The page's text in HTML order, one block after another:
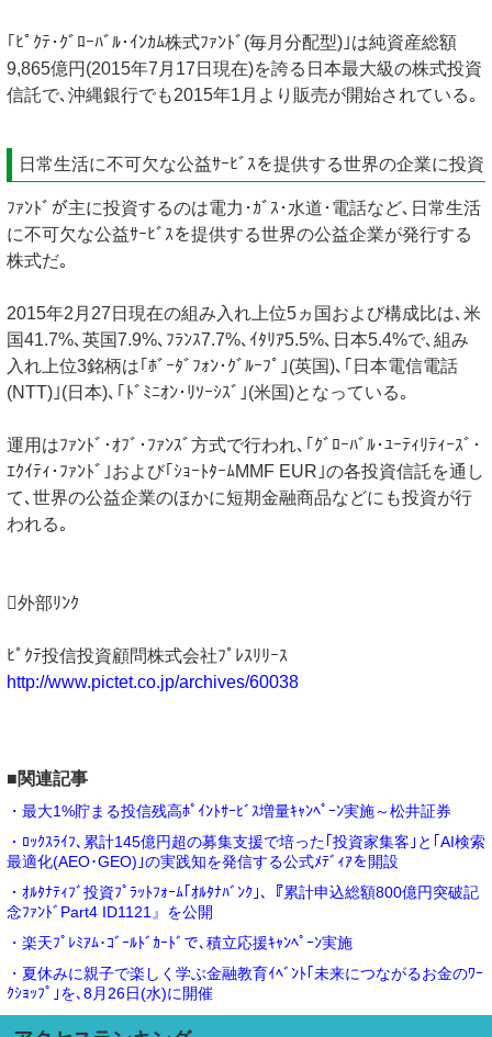
｢ﾋﾟｸﾃ･ｸﾞﾛｰﾊﾞﾙ･ｲﾝｶﾑ株式ﾌｧﾝﾄﾞ(毎月分配型)｣は純資産総額
9,865億円(2015年7月17日現在)を誇る日本最大級の株式投資
信託で､沖縄銀行でも2015年1月より販売が開始されている｡
日常生活に不可欠な公益ｻｰﾋﾞｽを提供する世界の企業に投資
ﾌｧﾝﾄﾞが主に投資するのは電力･ｶﾞｽ･水道･電話など､日常生活
に不可欠な公益ｻｰﾋﾞｽを提供する世界の公益企業が発行する
株式だ｡
2015年2月27日現在の組み入れ上位5ヵ国および構成比は､米
国41.7%､英国7.9%､ﾌﾗﾝｽ7.7%､ｲﾀﾘｱ5.5%､日本5.4%で､組み
入れ上位3銘柄は｢ﾎﾞｰﾀﾞﾌｫﾝ･ｸﾞﾙｰﾌﾟ｣(英国)､｢日本電信電話
(NTT)｣(日本)､｢ﾄﾞﾐﾆｵﾝ･ﾘｿｰｼｽﾞ｣(米国)となっている｡
運用はﾌｧﾝﾄﾞ･ｵﾌﾞ･ﾌｧﾝｽﾞ方式で行われ､｢ｸﾞﾛｰﾊﾞﾙ･ﾕｰﾃｨﾘﾃｨｰｽﾞ･
ｴｸｲﾃｨ･ﾌｧﾝﾄﾞ｣および｢ｼｮｰﾄﾀｰﾑMMF EUR｣の各投資信託を通し
て､世界の公益企業のほかに短期金融商品などにも投資が行
われる｡
外部ﾘﾝｸ
ﾋﾟｸﾃ投信投資顧問株式会社ﾌﾟﾚｽﾘﾘｰｽ
http://www.pictet.co.jp/archives/60038
■関連記事
・最大1%貯まる投信残高ﾎﾟｲﾝﾄｻｰﾋﾞｽ増量ｷｬﾝﾍﾟｰﾝ実施～松井証券
・ﾛｯｸｽﾗｲﾌ､累計145億円超の募集支援で培った｢投資家集客｣と｢AI検索
最適化(AEO･GEO)｣の実践知を発信する公式ﾒﾃﾞｨｱを開設
・ｵﾙﾀﾅﾃｨﾌﾞ投資ﾌﾟﾗｯﾄﾌｫｰﾑ｢ｵﾙﾀﾅﾊﾞﾝｸ｣､『累計申込総額800億円突破記
念ﾌｧﾝﾄﾞPart4 ID1121』を公開
・楽天ﾌﾟﾚﾐｱﾑ･ｺﾞｰﾙﾄﾞｶｰﾄﾞで､積立応援ｷｬﾝﾍﾟｰﾝ実施
・夏休みに親子で楽しく学ぶ金融教育ｲﾍﾞﾝﾄ｢未来につながるお金のﾜｰ
ｸｼｮｯﾌﾟ｣を､8月26日(水)に開催